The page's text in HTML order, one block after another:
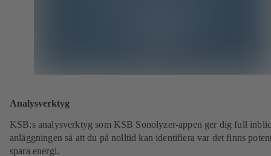
Analysverktyg
KSB:s analysverktyg som KSB Sonolyzer-appen ger dig full
anläggningen så att du på nolltid kan identifiera var det finns
spara energi.